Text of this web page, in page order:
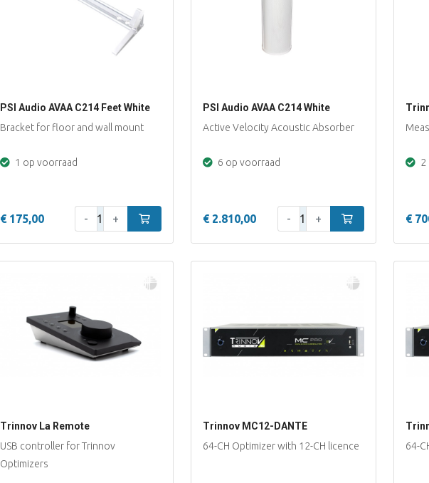
PSI Audio AVAA C214 Feet White
Bracket for floor and wall mount
1 op voorraad
€ 175,00 Aantal:
- + In winkelwagen
PSI Audio AVAA C214 White
Active Velocity Acoustic Absorber
6 op voorraad
€ 2.810,00 Aantal:
- + In winkelwagen
2
€
Trinnov La Remote
USB controller for Trinnov
Optimizers
Trinnov MC12-DANTE
64-CH Optimizer with 12-CH licence
64-